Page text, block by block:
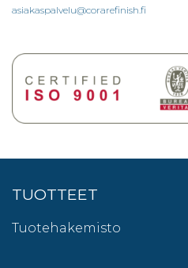
asiakaspalvelu@corarefinish.fi
TUOTTEET
Tuotehakemisto